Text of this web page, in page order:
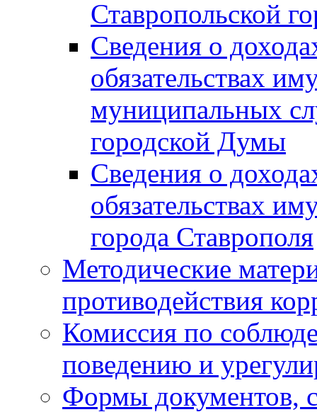
Ставропольской
Сведения о
обязательствах
муниципальных
городской Думы
Сведения о
обязательствах
города Ставрополя
Методические
противодействия
Комиссия по
поведению и
Формы документов,